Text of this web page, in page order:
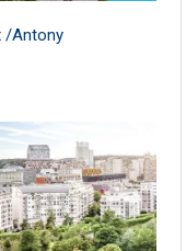
/Antony